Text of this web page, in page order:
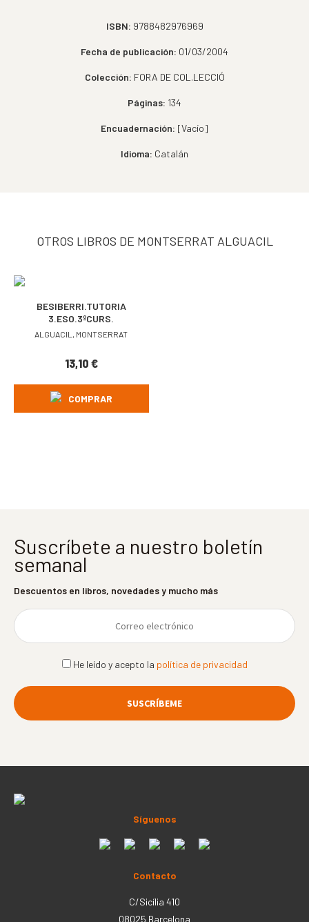
ISBN: 9788482976969
Fecha de publicación: 01/03/2004
Colección: FORA DE COL.LECCIÓ
Páginas: 134
Encuadernación: [Vacío]
Idioma: Catalán
OTROS LIBROS DE MONTSERRAT ALGUACIL
BESIBERRI.TUTORIA
3.ESO.3ºCURS.
ALGUACIL, MONTSERRAT
13,10 €
COMPRAR
Suscríbete a nuestro boletín
semanal
Descuentos en libros, novedades y mucho más
He leído y acepto la política de privacidad
Síguenos
Contacto
C/Sicília 410
08025 Barcelona